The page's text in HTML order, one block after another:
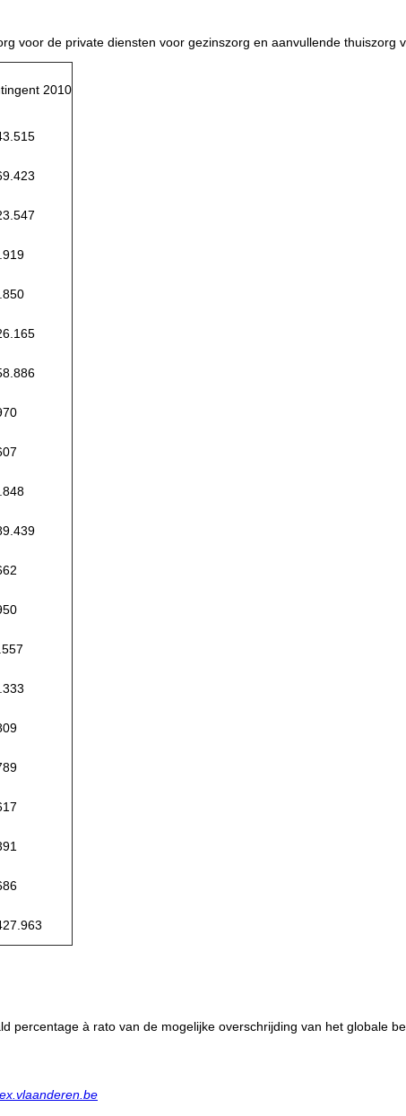
voor de private diensten voor gezinszorg en aanvullende thuiszorg
2010
percentage à rato van de mogelijke overschrijding van het globale